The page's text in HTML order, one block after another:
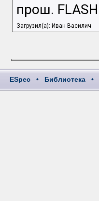
прош. FLASH
Загрузил(а): Иван Василич
ESpec • Библиотека •